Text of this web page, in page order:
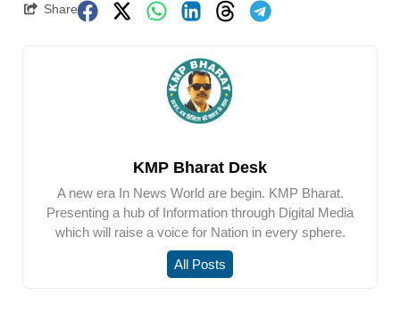
Share
KMP Bharat Desk
A new era In News World are begin. KMP Bharat.
Presenting a hub of Information through Digital Media
which will raise a voice for Nation in every sphere.
All Posts